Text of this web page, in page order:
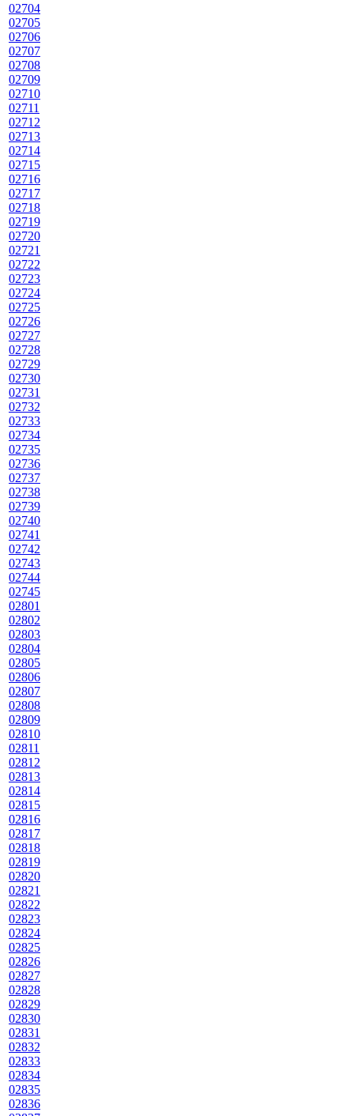
02704
02705
02706
02707
02708
02709
02710
02711
02712
02713
02714
02715
02716
02717
02718
02719
02720
02721
02722
02723
02724
02725
02726
02727
02728
02729
02730
02731
02732
02733
02734
02735
02736
02737
02738
02739
02740
02741
02742
02743
02744
02745
02801
02802
02803
02804
02805
02806
02807
02808
02809
02810
02811
02812
02813
02814
02815
02816
02817
02818
02819
02820
02821
02822
02823
02824
02825
02826
02827
02828
02829
02830
02831
02832
02833
02834
02835
02836